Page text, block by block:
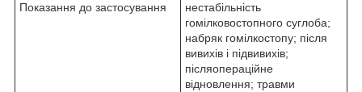
Показання до застосування
нестабільність
гомілковостопного суглоба;
набряк гомілкостопу; після
вивихів і підвивихів;
післяопераційне
відновлення; травми